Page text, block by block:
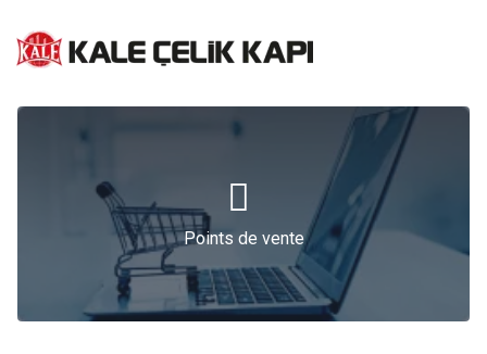
Points de vente
Points de vente